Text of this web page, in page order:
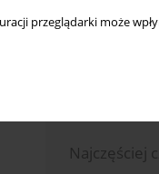
przeglądarki może
Wpisz swój
Najczęściej